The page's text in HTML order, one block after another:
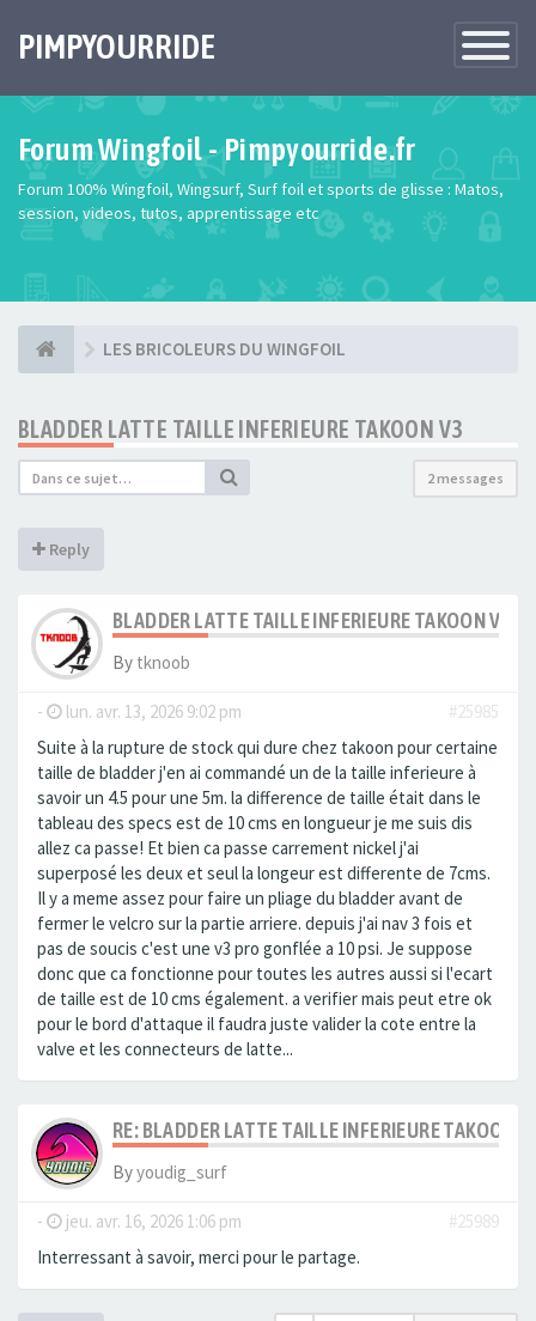
Toggle
PIMPYOURRIDE
Forum Wingfoil - Pimpyourride.fr
Forum 100% Wingfoil, Wingsurf, Surf foil et sports de glisse : Matos,
session, videos, tutos, apprentissage etc
LES BRICOLEURS DU WINGFOIL
BLADDER LATTE TAILLE INFERIEURE TAKOON V3
2 messages
Reply
BLADDER LATTE TAILLE INFERIEURE TAKOON V3
By tknoob
- lun. avr. 13, 2026 9:02 pm
#25985
Suite à la rupture de stock qui dure chez takoon pour certaine
taille de bladder j'en ai commandé un de la taille inferieure à
savoir un 4.5 pour une 5m. la difference de taille était dans le
tableau des specs est de 10 cms en longueur je me suis dis
allez ca passe! Et bien ca passe carrement nickel j'ai
superposé les deux et seul la longeur est differente de 7cms.
Il y a meme assez pour faire un pliage du bladder avant de
fermer le velcro sur la partie arriere. depuis j'ai nav 3 fois et
pas de soucis c'est une v3 pro gonflée a 10 psi. Je suppose
donc que ca fonctionne pour toutes les autres aussi si l'ecart
de taille est de 10 cms également. a verifier mais peut etre ok
pour le bord d'attaque il faudra juste valider la cote entre la
valve et les connecteurs de latte...
RE: BLADDER LATTE TAILLE INFERIEURE TAKOON
Byyoudig_surf
- jeu. avr. 16, 2026 1:06 pm
#25989
Interressant à savoir, merci pour le partage.